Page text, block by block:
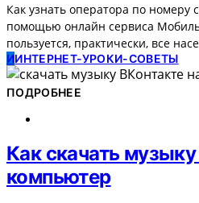
Как узнать оператора по номеру
помощью онлайн сервиса
пользуется, практически, все
ИИНТЕРНЕТ-УРОКИ-СОВЕТЫ
ПОДРОБНЕЕ
Как скачать
компьютер